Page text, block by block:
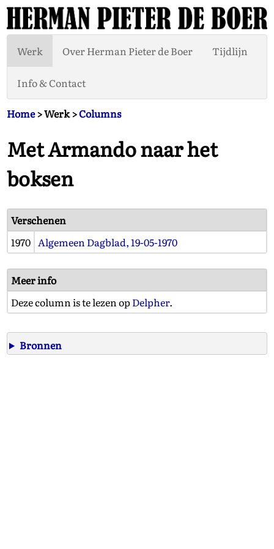
Werk Over Herman Pieter de Boer Tijdlijn
Info & Contact
Home> Werk >Columns
Met Armando naar het
boksen
Verschenen
1970 Algemeen Dagblad, 19-05-1970
Meer info
Deze column is te lezen opDelpher.
Bronnen